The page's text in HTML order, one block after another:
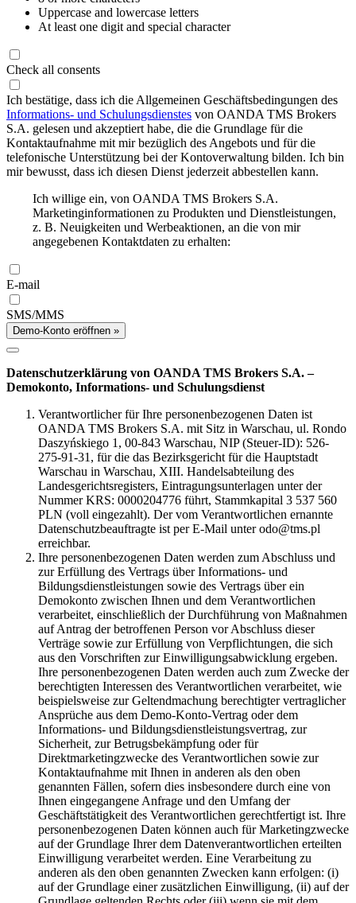
Uppercase and lowercase letters
At least one digit and special character
Check all consents
Ich bestätige, dass ich die Allgemeinen Geschäftsbedingungen des
Informations- und Schulungsdienstes von OANDA TMS Brokers
S.A. gelesen und akzeptiert habe, die die Grundlage für die
Kontaktaufnahme mit mir bezüglich des Angebots und für die
telefonische Unterstützung bei der Kontoverwaltung bilden. Ich bin
mir bewusst, dass ich diesen Dienst jederzeit abbestellen kann.
Ich willige ein, von OANDA TMS Brokers S.A.
Marketinginformationen zu Produkten und Dienstleistungen,
z. B. Neuigkeiten und Werbeaktionen, an die von mir
angegebenen Kontaktdaten zu erhalten:
E-mail
SMS/MMS
Demo-Konto eröffnen »
Datenschutzerklärung von OANDA TMS Brokers S.A. –
Demokonto, Informations- und Schulungsdienst
Verantwortlicher für Ihre personenbezogenen Daten ist
OANDA TMS Brokers S.A. mit Sitz in Warschau, ul. Rondo
Daszyńskiego 1, 00-843 Warschau, NIP (Steuer-ID): 526-
275-91-31, für die das Bezirksgericht für die Hauptstadt
Warschau in Warschau, XIII. Handelsabteilung des
Landesgerichtsregisters, Eintragungsunterlagen unter der
Nummer KRS: 0000204776 führt, Stammkapital 3 537 560
PLN (voll eingezahlt). Der vom Verantwortlichen ernannte
Datenschutzbeauftragte ist per E-Mail unter odo@tms.pl
erreichbar.
Ihre personenbezogenen Daten werden zum Abschluss und
zur Erfüllung des Vertrags über Informations- und
Bildungsdienstleistungen sowie des Vertrags über ein
Demokonto zwischen Ihnen und dem Verantwortlichen
verarbeitet, einschließlich der Durchführung von Maßnahmen
auf Antrag der betroffenen Person vor Abschluss dieser
Verträge sowie zur Erfüllung von Verpflichtungen, die sich
aus den Vorschriften zur Einwilligungsabwicklung ergeben.
Ihre personenbezogenen Daten werden auch zum Zwecke der
berechtigten Interessen des Verantwortlichen verarbeitet, wie
beispielsweise zur Geltendmachung berechtigter vertraglicher
Ansprüche aus dem Demo-Konto-Vertrag oder dem
Informations- und Bildungsdienstleistungsvertrag, zur
Sicherheit, zur Betrugsbekämpfung oder für
Direktmarketingzwecke des Verantwortlichen sowie zur
Kontaktaufnahme mit Ihnen in anderen als den oben
genannten Fällen, sofern dies insbesondere durch eine von
Ihnen eingegangene Anfrage und den Umfang der
Geschäftstätigkeit des Verantwortlichen gerechtfertigt ist. Ihre
personenbezogenen Daten können auch für Marketingzwecke
auf der Grundlage Ihrer dem Datenverantwortlichen erteilten
Einwilligung verarbeitet werden. Eine Verarbeitung zu
anderen als den oben genannten Zwecken kann erfolgen: (i)
auf der Grundlage einer zusätzlichen Einwilligung, (ii) auf der